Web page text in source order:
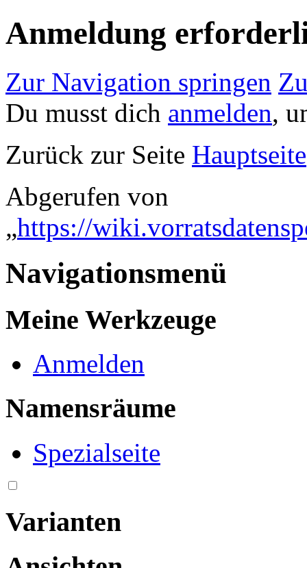
Anmeldung
Zur Navigation springen
Du musst dich anmelden,
Zurück zur Seite Hauptseite
Abgerufen von
„https://
Navigationsmenü
Meine Werkzeuge
Anmelden
Namensräume
Spezialseite
Varianten